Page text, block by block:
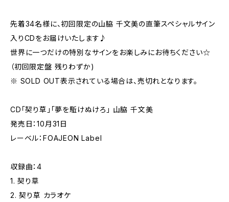
先着34名様に、初回限定の山脇 千文美の直筆スペシャルサイン
入りCDをお届けいたします♪
世界に一つだけの特別なサインをお楽しみにお待ちください☆
（初回限定盤 残りわずか)
※ SOLD OUT表示されている場合は、売切れとなります。
CD「契り草」「夢を駈けぬけろ」 山脇 千文美
発売日：10月31日
レーベル：FOAJEON Label
収録曲：4
1. 契り草
2. 契り草 カラオケ